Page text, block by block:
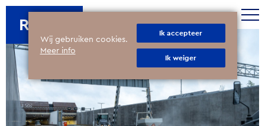
ROTIM
Wij gebruiken cookies.
Meer info
Ik accepteer
Ik weiger